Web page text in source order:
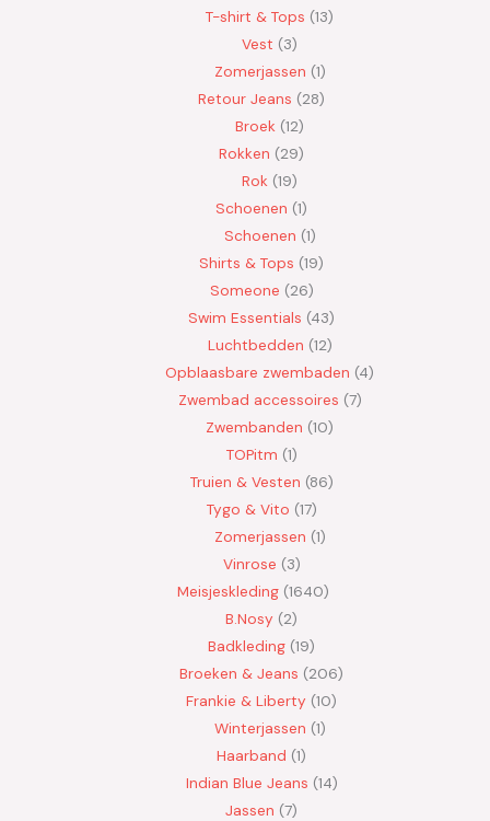
T-shirt & Tops 13
Vest
3
Zomerjassen 1
Retour Jeans
28
Broek 12
Rokken
29
Rok 19
Schoenen 1
Schoenen 1
Shirts & Tops 19
Someone 26
Swim Essentials 43
Luchtbedden 12
Opblaasbare zwembaden 4
Zwembad accessoires 7
Zwembanden 10
TOPitm 1
Truien & Vesten 86
Tygo & Vito 17
Zomerjassen 1
Vinrose 3
Meisjeskleding 1640
B.Nosy
2
Badkleding 19
Broeken & Jeans
206
Frankie & Liberty 10
Winterjassen 1
Haarband 1
Indian Blue Jeans 14
Jassen 7